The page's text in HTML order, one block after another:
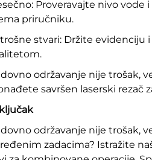
Proveravajte nivo
priručniku.
stvari: Držite evidenciju
održavanje nije trošak,
savršen laserski rezač
održavanje nije trošak,
zadacima? Istražite